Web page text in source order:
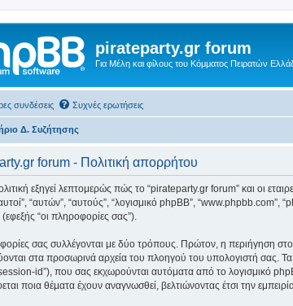
pirateparty.gr forum
Για Μέλη και φίλους του Κόμματος Πειρατών
συνδέσεις Συχνές ερωτήσεις
Δ. Συζήτησης
forum - Πολιτική απορρήτου
εξηγεί λεπτομερώς πώς το “pirateparty.gr forum” και οι
“αυτών”, “αυτούς”, “λογισμικό phpBB”,
“οι πληροφορίες σας”).
σας συλλέγονται με δύο τρόπους. Πρώτον, η περιήγηση στο
στα προσωρινά αρχεία του πλοηγού του υπολογιστή σας.
id”), που σας εκχωρούνται αυτόματα από το λογισμικό
ποια θέματα έχουν αναγνωσθεί, βελτιώνοντας έτσι την